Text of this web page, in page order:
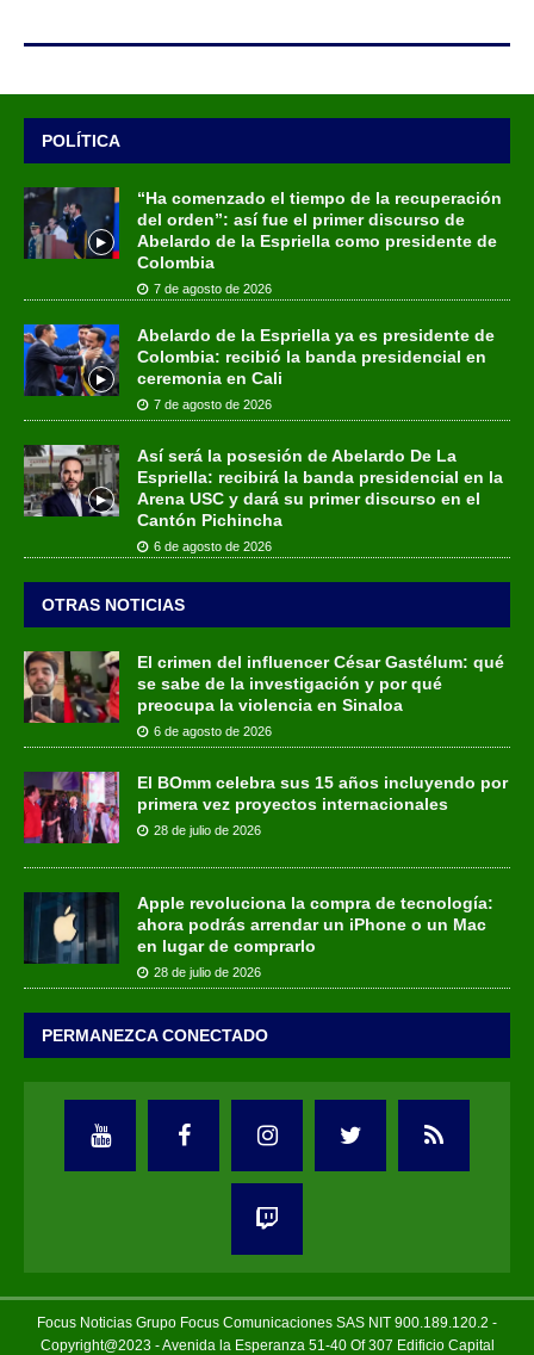
POLÍTICA
“Ha comenzado el tiempo de la recuperación
del orden”: así fue el primer discurso de
Abelardo de la Espriella como presidente de
Colombia
7 de agosto de 2026
Abelardo de la Espriella ya es presidente de
Colombia: recibió la banda presidencial en
ceremonia en Cali
7 de agosto de 2026
Así será la posesión de Abelardo De La
Espriella: recibirá la banda presidencial en la
Arena USC y dará su primer discurso en el
Cantón Pichincha
6 de agosto de 2026
OTRAS NOTICIAS
El crimen del influencer César Gastélum: qué
se sabe de la investigación y por qué
preocupa la violencia en Sinaloa
6 de agosto de 2026
El BOmm celebra sus 15 años incluyendo por
primera vez proyectos internacionales
28 de julio de 2026
Apple revoluciona la compra de tecnología:
ahora podrás arrendar un iPhone o un Mac
en lugar de comprarlo
28 de julio de 2026
PERMANEZCA CONECTADO
Focus Noticias Grupo Focus Comunicaciones SAS NIT 900.189.120.2 -
Copyright@2023 - Avenida la Esperanza 51-40 Of 307 Edificio Capital